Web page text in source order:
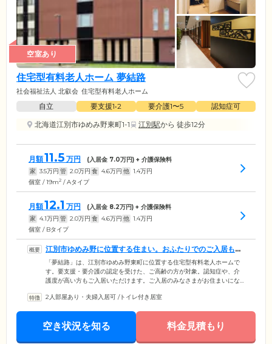
空室あり
住宅型有料老人ホーム 夢結路
社会福祉法人 北叡会 住宅型有料老人ホーム
自立 要支援1•2 要介護1〜5
認知症可
北海道江別市ゆめみ野東町1-1
江別駅から 徒歩12分
月額11.5 万円 (入居金 7.0万円) + 介護保険料
家 3.5万円 管 2.0万円 食 4.6万円 他 1.4万円
個室 / 19m2 / Aタイプ
月額12.1 万円 (入居金 8.2万円) + 介護保険料
家 4.1万円 管 2.0万円 食 4.6万円 他 1.4万円
個室 / Bタイプ
江別市ゆめみ野に位置する住まい。おふたりでのご入居も可
能です
「夢結路」は、江別市ゆめみ野東町に位置する住宅型有料老人ホームで
す。要支援・要介護の認定を受けた、ご高齢の方が対象。認知症や、介
護度が高い方もご入居いただけます。ご入居のみなさまがお住まいにな
の時間を大切にしていただけます。さらに、一部居室にはおふたりでの
い合わせください。また各居室には、トイレ、洗面台、クローゼットを
完備。キッチンと浴室を設置したお部屋もご用意しています。
2人部屋あり・夫婦入居可 /トイレ付き居室
空き状況を知る 料金見積もり